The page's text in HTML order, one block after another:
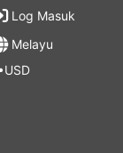
Log Masuk
Melayu